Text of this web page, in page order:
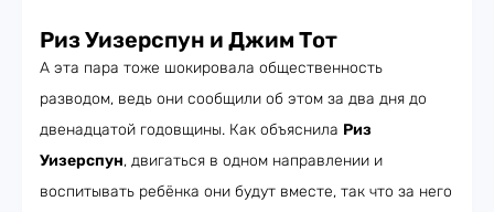
Риз Уизерспун и Джим Тот
А эта пара тоже шокировала общественность
разводом, ведь они сообщили об этом за два дня до
двенадцатой годовщины. Как объяснила Риз
Уизерспун, двигаться в одном направлении и
воспитывать ребёнка они будут вместе, так что за него